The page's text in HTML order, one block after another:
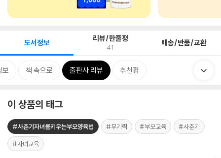
도서정보 리뷰/한줄평
41 배송/반품/교환
보 책 속으로 출판사 리뷰 추천평
이 상품의 태그
#사춘기자녀를키우는부모양육법 #무기력 #부모교육 #사춘기
#자녀교육